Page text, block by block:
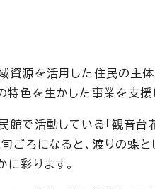
資源を活用した住民の主
特色を生かした事業を支援
館で活動している「観音台
ごろになると、渡りの蝶と
に彩ります。